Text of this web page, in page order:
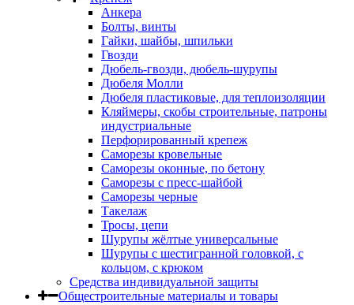
Анкера
Болты, винты
Гайки, шайбы, шпильки
Гвозди
Дюбель-гвозди, дюбель-шурупы
Дюбеля Молли
Дюбеля пластиковые, для теплоизоляции
Кляймеры, скобы строительные, патроны
индустриальные
Перфорированный крепеж
Саморезы кровельные
Саморезы оконные, по бетону
Саморезы с пресс-шайбой
Саморезы черные
Такелаж
Тросы, цепи
Шурупы жёлтые универсальные
Шурупы с шестигранной головкой, с
кольцом, с крюком
Средства индивидуальной защиты
Общестроительные материалы и товары